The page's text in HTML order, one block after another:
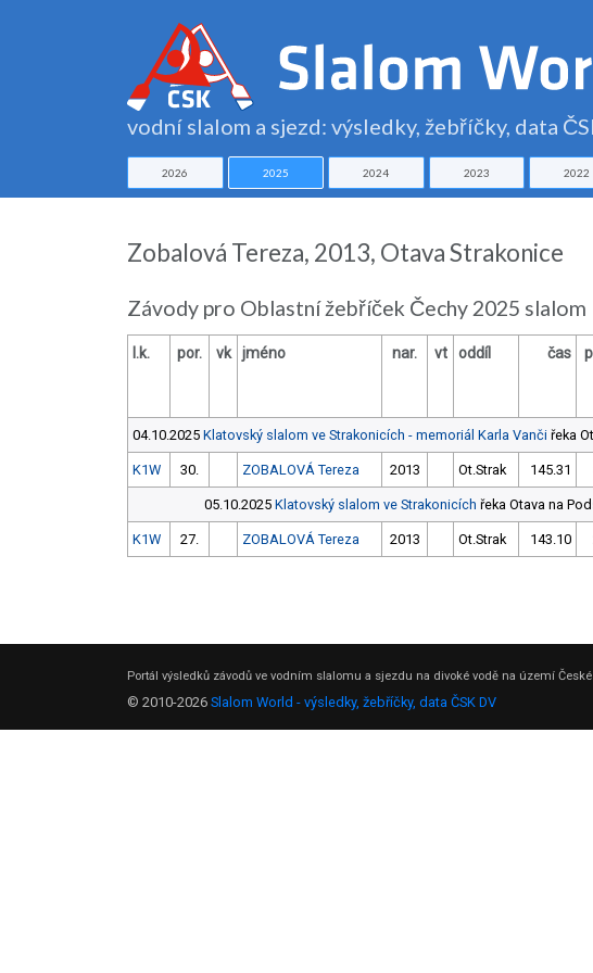
vodní slalom a sjezd: výsledky, žebříčky, data
2026 2025 2024 2023 2022
Zobalová Tereza, 2013, Otava Strakonice
Závody pro Oblastní žebříček Čechy 2025 slalom
l.k. por. vk jméno nar. vt oddíl čas
04.10.2025 Klatovský slalom ve Strakonicích - memoriál Karla Vanči řeka
K1W 30. ZOBALOVÁ Tereza 2013 Ot.Strak 145.31
05.10.2025 Klatovský slalom ve Strakonicích řeka Otava na
K1W 27. ZOBALOVÁ Tereza 2013 Ot.Strak 143.10
Portál výsledků závodů ve vodním slalomu a sjezdu na divoké vodě na území
© 2010-2026 Slalom World - výsledky, žebříčky, data ČSK DV